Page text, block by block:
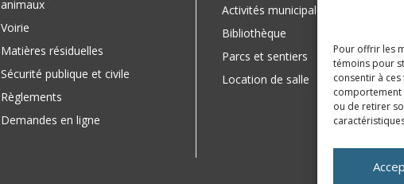
Pour offrir les
témoins pour
consentir à
comportement
ou de retirer
animaux
Voirie
Matières résiduelles
Sécurité publique et civile
Règlements
Demandes en ligne
Activités municipales
Bibliothèque
Parcs et sentiers
Location de salle